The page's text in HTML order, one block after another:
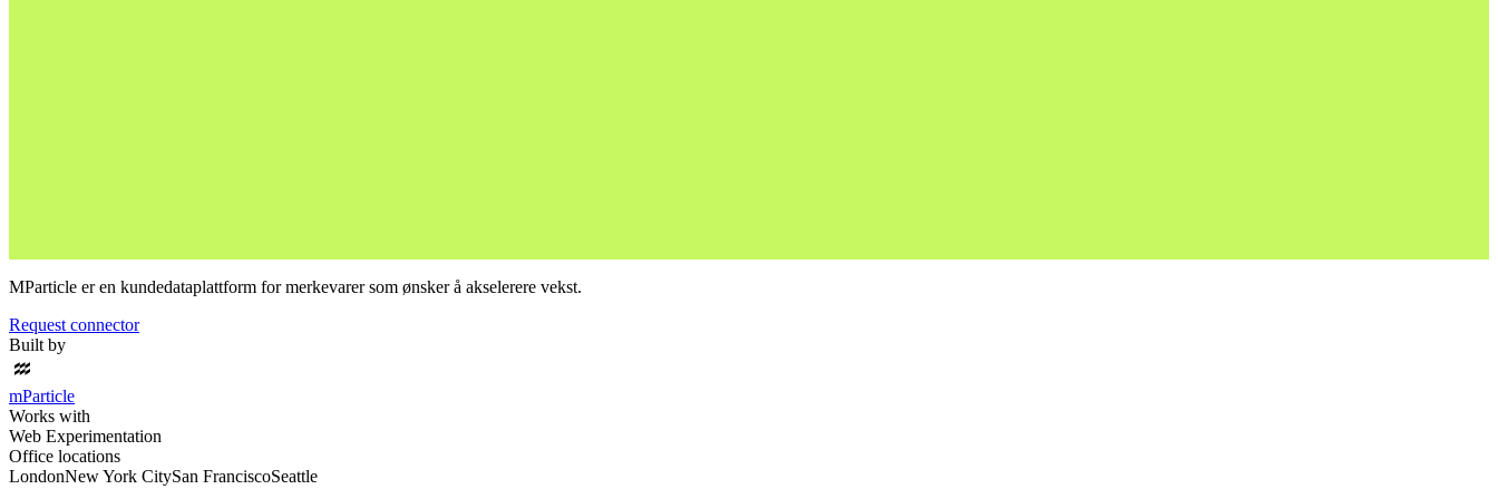
MParticle er en kundedataplattform for merkevarer som ønsker å akselerere vekst.
Request connector
Built by
mParticle
Works with
Web Experimentation
Office locations
LondonNew York CitySan FranciscoSeattle